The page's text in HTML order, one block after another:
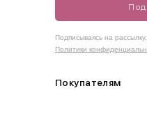
Как правильно себя
Измеряется по самым
Покупателям
Подписываясь на
Политики